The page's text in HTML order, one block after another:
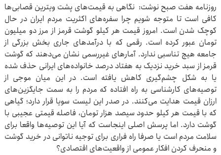
روزنامه هفت صبح نوشت: نگاهی به قیمت‌های پشت ویترین قصابی‌ها
کافی است تا متوجه شویم چرا سفره‌های اکثریت مردم ایران در حال
کوچک شدن است. امروز قیمت هر کیلو گوشت قرمز از مرز دو میلیون
تومان عبور کرده است. رقمی که با درآمدهای جاری بخش بزرگی از
جامعه هیچ تناسبی ندارد. آمارهای غیررسمی نشان می‌دهند که گوشت
قرمز از سبد خرید نزدیک به هفتاد درصد خانواده‌های ایرانی حذف شده
یا به شکل چشم‌گیری کاهش یافته است. در این میان موجی از
توصیه‌های کارشناسی به راه افتاده که مردم را به سمت جایگزین‌های
ارزان قیمت هدایت می‌کنند. در صدر این لیست سویا قرار دارد؛ گیاهی
که با قیمت هر کیلو حدود سیصد هزار تومان، فاصله قیمتی عجیبی با
گوشت دارد. اما پرسش اصلی اینجاست که آیا این توصیه‌ها واقعا برای
سلامت مردم است یا صرفا راه فراری برای توجیه ناتوانی در خرید گوشت
و منحرف کردن افکار عمومی از واقعیت‌های اقتصادی؟